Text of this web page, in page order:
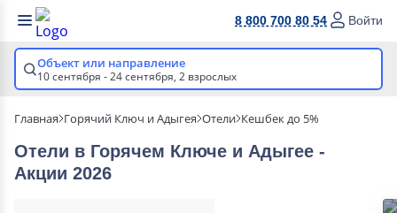
8 800 700 80 54 Войти
Объект или направление
10 сентября - 24 сентября, 2 взрослых
Главная Горячий Ключ и Адыгея Отели Кешбек до 5%
Отели в Горячем Ключе и Адыгее -
Акции 2026